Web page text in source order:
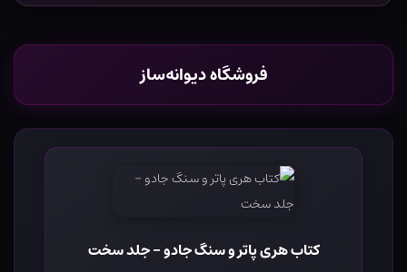
فروشگاه دیوانه‌ساز
کتاب هری پاتر و سنگ جادو - جلد سخت